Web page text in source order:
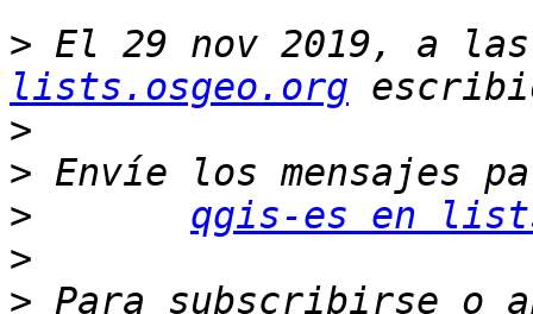
> El 29 nov 2019, a
lists.osgeo.org
>
>
>
qgis-es en
>
> Para subscribirse o